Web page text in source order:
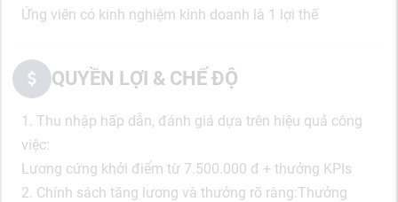
Ứng viên có kinh nghiệm kinh doanh là 1 lợi thế
QUYỀN LỢI & CHẾ ĐỘ
1. Thu nhập hấp dẫn, đánh giá dựa trên hiệu quả công
việc:
Lương cứng khởi điểm từ 7.500.000 đ + thưởng KPIs
2. Chính sách tăng lương và thưởng rõ ràng:Thưởng